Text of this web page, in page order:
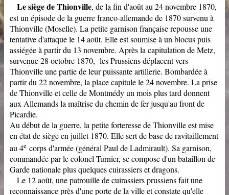
Le siège de Thionville, de la fin d'août au 24 novembre 1870,
est un épisode de la guerre franco-allemande de 1870 survenu à
Thionville (Moselle). La petite garnison française repousse une
tentative d'attaque le 14 août. Elle est soumise à un blocus puis
assiégée à partir du 13 novembre. Après la capitulation de Metz,
survenue 28 octobre 1870, les Prussiens déplacent vers
Thionville une partie de leur puissante artillerie. Bombardée à
partir du 22 novembre, la place capitule le 24 novembre. La prise
de Thionville et celle de Montmédy un mois plus tard donnent
aux Allemands la maîtrise du chemin de fer jusqu'au front de
Picardie.
Au début de la guerre, la petite forteresse de Thionville est mise
en état de siège en juillet 1870. Elle sert de base de ravitaillement
au 4e corps d'armée (général Paul de Ladmirault). Sa garnison,
commandée par le colonel Turnier, se compose d'un bataillon de
Garde nationale plus quelques cuirassiers et dragons.
Le 12 août, une patrouille de cuirassiers prussiens fait une
reconnaissance près d'une porte de la ville et constate qu'elle